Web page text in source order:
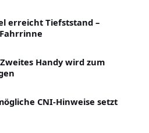
erreicht Tiefststand –
Handy wird zum
CNI-Hinweise setzt